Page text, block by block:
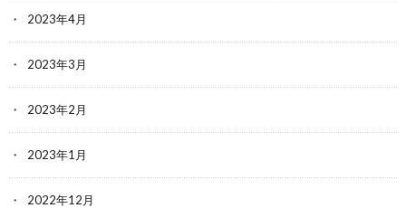
2023年4月
2023年3月
2023年2月
2023年1月
2022年12月